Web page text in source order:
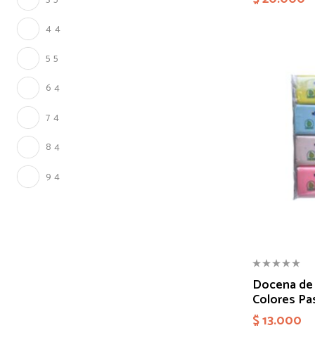
4 4
5 5
6 4
7 4
8 4
9 4
Docena
Colores
$13.000